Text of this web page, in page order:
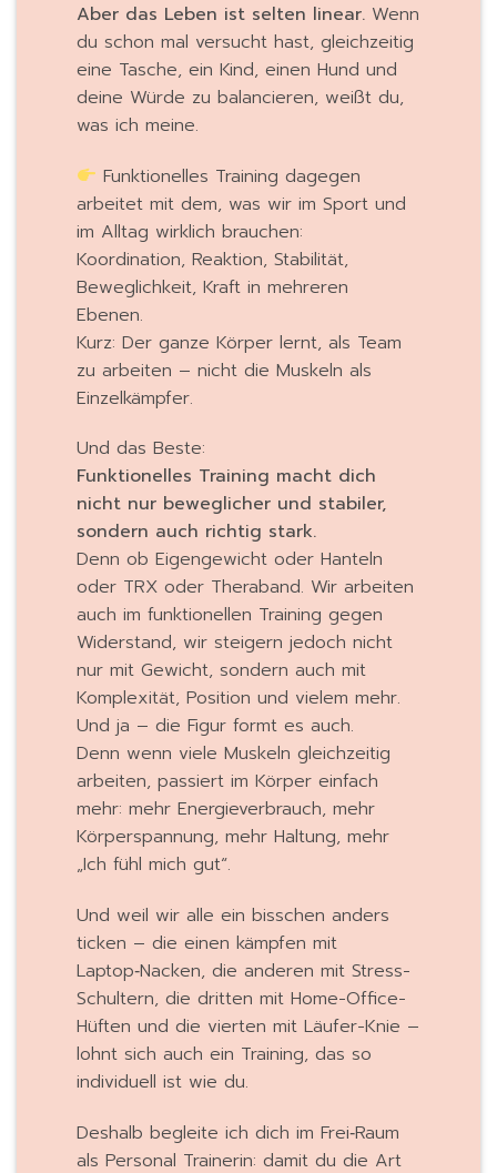
Aber das Leben ist selten linear.Wenn
du schon mal versucht hast, gleichzeitig
eine Tasche, ein Kind, einen Hund und
deine Würde zu balancieren, weißt du,
was ich meine.
Funktionelles Training dagegen
arbeitet mit dem, was wir im Sport und
im Alltag wirklich brauchen:
Koordination, Reaktion, Stabilität,
Beweglichkeit, Kraft in mehreren
Ebenen.
Kurz: Der ganze Körper lernt, als Team
zu arbeiten – nicht die Muskeln als
Einzelkämpfer.
Und das Beste:
Funktionelles Training macht dich
nicht nur beweglicher und stabiler,
sondern auch richtig stark.
Denn ob Eigengewicht oder Hanteln
oder TRX oder Theraband. Wir arbeiten
auch im funktionellen Training gegen
Widerstand, wir steigern jedoch nicht
nur mit Gewicht, sondern auch mit
Komplexität, Position und vielem mehr.
Und ja – die Figur formt es auch.
Denn wenn viele Muskeln gleichzeitig
arbeiten, passiert im Körper einfach
mehr: mehr Energieverbrauch, mehr
Körperspannung, mehr Haltung, mehr
„Ich fühl mich gut“.
Und weil wir alle ein bisschen anders
ticken – die einen kämpfen mit
Laptop‑Nacken, die anderen mit Stress-
Schultern, die dritten mit Home-Office-
Hüften und die vierten mit Läufer-Knie –
lohnt sich auch ein Training, das so
individuell ist wie du.
Deshalb begleite ich dich im Frei‑Raum
als Personal Trainerin: damit du die Art